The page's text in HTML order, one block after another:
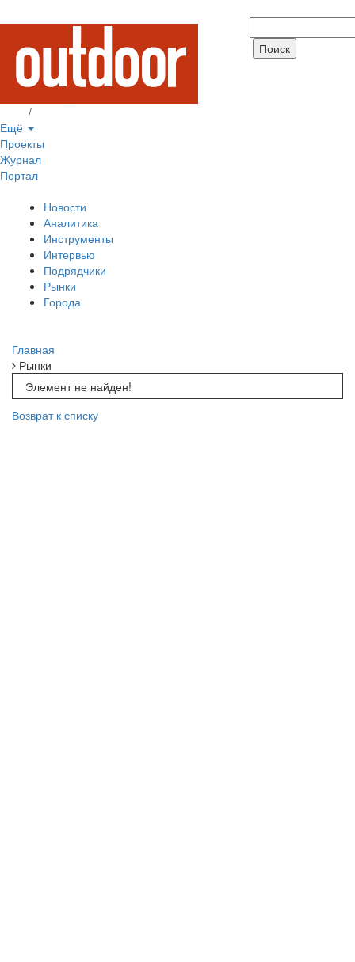
/
Ещё
Проекты
Журнал
Портал
Новости
Аналитика
Инструменты
Интервью
Подрядчики
Рынки
Города
Главная
Рынки
Элемент не найден!
Возврат к списку